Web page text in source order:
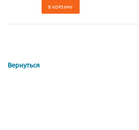
В КОРЗИНУ
Вернуться